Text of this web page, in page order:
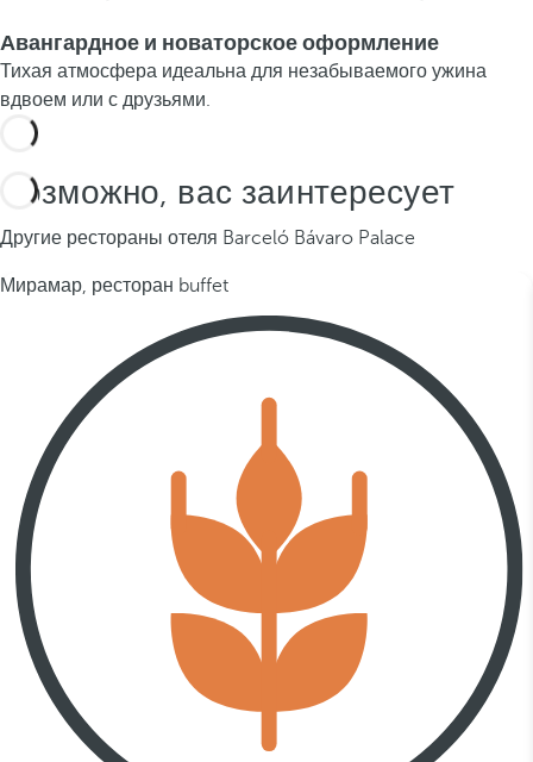
Авангардное и новаторское оформление
Тихая атмосфера идеальна для незабываемого ужина
вдвоем или с друзьями.
Возможно, вас заинтересует
Другие рестораны отеля Barceló Bávaro Palace
Мирамар, ресторан buffet